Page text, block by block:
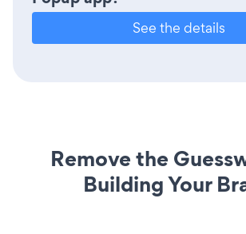
See the details
Remove the
Building Your